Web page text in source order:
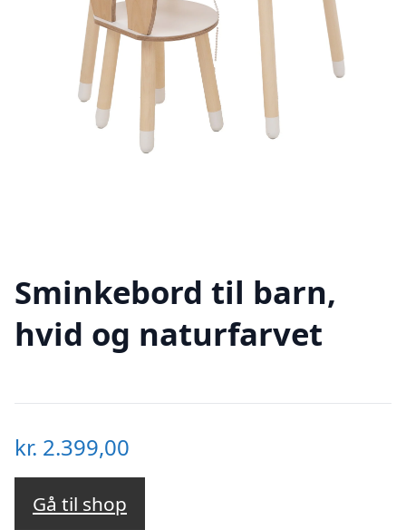
Sminkebord til barn,
hvid og naturfarvet
kr. 2.399,00
Gå til shop